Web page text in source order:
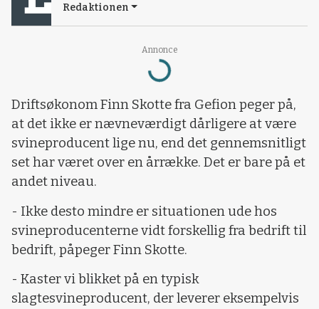
Annonce
Loading...
Redaktionen
Driftsøkonom Finn Skotte fra Gefion peger på,
at det ikke er nævneværdigt dårligere at være
svineproducent lige nu, end det gennemsnitligt
set har været over en årrække. Det er bare på et
andet niveau.
- Ikke desto mindre er situationen ude hos
svineproducenterne vidt forskellig fra bedrift til
bedrift, påpeger Finn Skotte.
- Kaster vi blikket på en typisk
slagtesvineproducent, der leverer eksempelvis